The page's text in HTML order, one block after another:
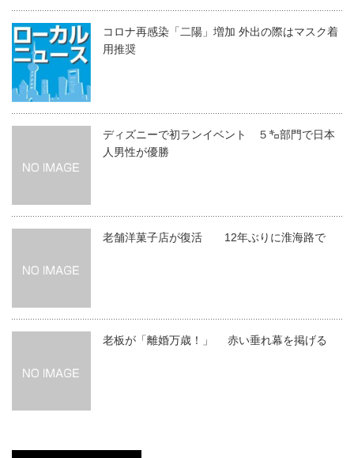
コロナ再感染「二陽」増加 外出の際はマスク着
用推奨
ディズニーで初ランイベント ５㌔部門で日本
人男性が優勝
老舗洋菓子店が復活 12年ぶりに淮海路で
老板が「離婚万歳！」 赤い垂れ幕を掲げる